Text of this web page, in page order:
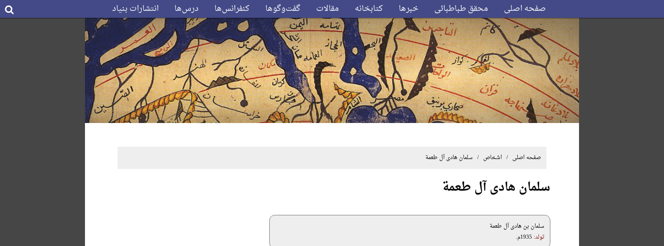
صفحه اصلی محقق طباطبائی خبرها کتابخانه مقالات گفت‌وگوها کنفرانس‌ها درس‌ها انتشارات بنیاد
صفحه اصلی / اشخاص / سلمان هادی آل طعمة
سلمان هادی آل طعمة
سلمان بن هادی آل طعمة
تولد: